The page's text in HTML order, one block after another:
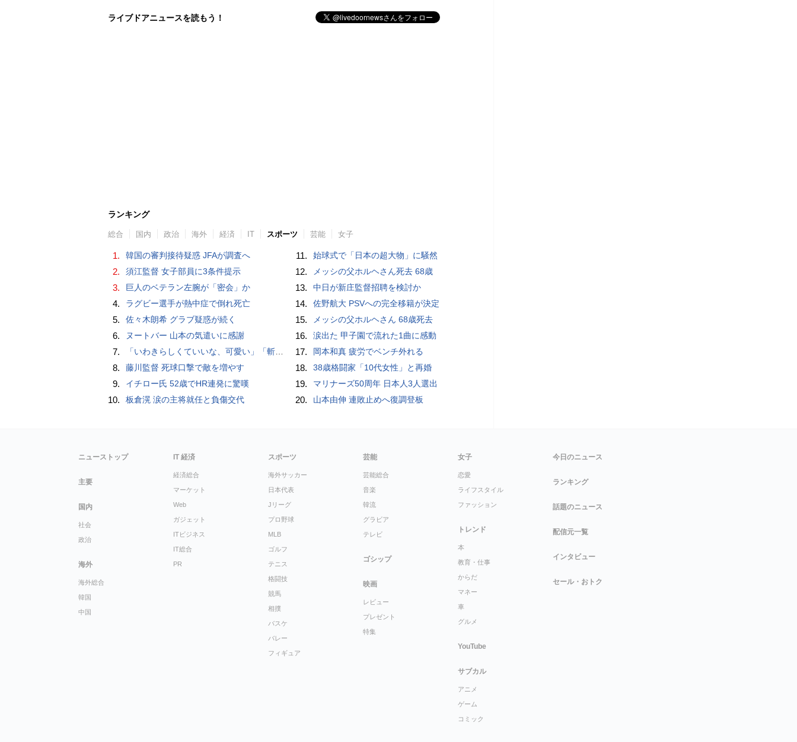
ライブドアニュースを読もう！
ランキング
総合 国内 政治 海外 経済 IT スポーツ 芸能 女子
1. 韓国の審判接待疑惑 JFAが調査へ
2. 須江監督 女子部員に3条件提示
3. 巨人のベテラン左腕が「密会」か
4. ラグビー選手が熱中症で倒れ死亡
5. 佐々木朗希 グラブ疑惑が続く
6. ヌートバー 山本の気遣いに感謝
7. 「いわきらしくていいな、可愛い」「斬新」初出場初勝利の東日本国際大昌平、アルプス彩ったフラダンス部の応援に反響 部員は感無量「夢を見ているよう」
8. 藤川監督 死球口撃で敵を増やす
9. イチロー氏 52歳でHR連発に驚嘆
10. 板倉滉 涙の主将就任と負傷交代
11. 始球式で「日本の超大物」に騒然
12. メッシの父ホルヘさん死去 68歳
13. 中日が新庄監督招聘を検討か
14. 佐野航大 PSVへの完全移籍が決定
15. メッシの父ホルヘさん 68歳死去
16. 涙出た 甲子園で流れた1曲に感動
17. 岡本和真 疲労でベンチ外れる
18. 38歳格闘家「10代女性」と再婚
19. マリナーズ50周年 日本人3人選出
20. 山本由伸 連敗止めへ復調登板
ニューストップ
主要
国内
社会
政治
海外
海外総合
韓国
中国
IT 経済
経済総合
マーケット
Web
ガジェット
ITビジネス
IT総合
PR
スポーツ
海外サッカー
日本代表
Jリーグ
プロ野球
MLB
ゴルフ
テニス
格闘技
競馬
相撲
バスケ
バレー
フィギュア
芸能
芸能総合
音楽
韓流
グラビア
テレビ
ゴシップ
映画
レビュー
プレゼント
特集
女子
恋愛
ライフスタイル
ファッション
トレンド
本
教育・仕事
からだ
マネー
車
グルメ
YouTube
サブカル
アニメ
ゲーム
コミック
今日のニュース
ランキング
話題のニュース
配信元一覧
インタビュー
セール・おトク